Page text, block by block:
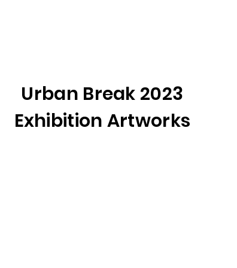
Urban Break 2023
Exhibition Artworks